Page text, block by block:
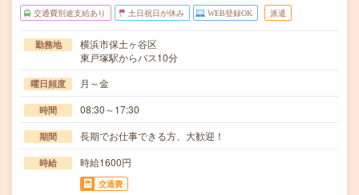
交通費別途支給あり 土日祝日が休み WEB登録OK 派遣
勤務地
横浜市保土ヶ谷区
東戸塚駅からバス10分
曜日頻度 月～金
時間 08:30～17:30
期間 長期でお仕事できる方、大歓迎！
時給 時給1600円
交通費